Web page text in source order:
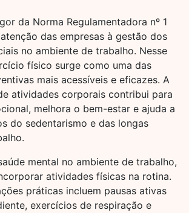
da Norma Regulamentadora nº 1
das empresas à gestão dos
no ambiente de trabalho. Nesse
físico surge como uma das
mais acessíveis e eficazes. A
atividades corporais contribui para
melhora o bem-estar e ajuda a
do sedentarismo e das longas
mental no ambiente de trabalho,
atividades físicas na rotina.
práticas incluem pausas ativas
exercícios de respiração e